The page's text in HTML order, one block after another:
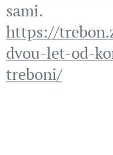
sami.
https://
dvou-let-od-
treboni/